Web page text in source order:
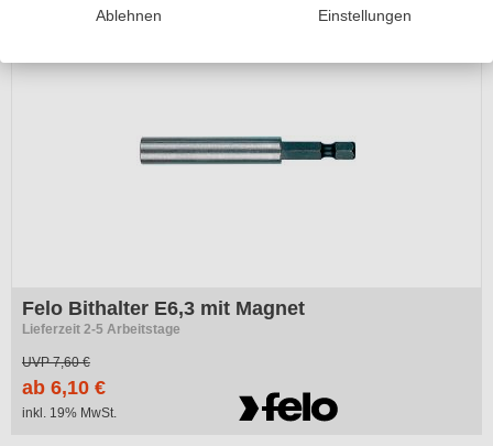
Felo Bithalter E6,3 mit Magnet
Lieferzeit 2-5 Arbeitstage
UVP7,60 €
ab 6,10 €
inkl. 19% MwSt.
Ablehnen Einstellungen